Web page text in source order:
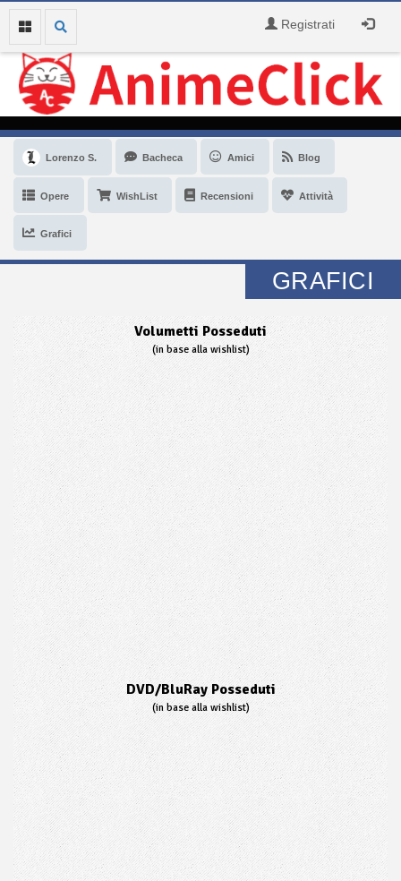
Registrati
Lorenzo S. Bacheca Amici Blog
Opere WishList Recensioni Attività
Grafici
GRAFICI
Volumetti Posseduti
(in base alla wishlist)
DVD/BluRay Posseduti
(in base alla wishlist)